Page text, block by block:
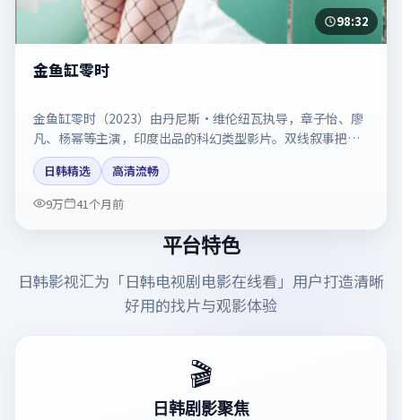
98:32
金鱼缸零时
金鱼缸零时（2023）由丹尼斯·维伦纽瓦执导，章子怡、廖
凡、杨幂等主演，印度出品的科幻类型影片。双线叙事把悬
念保持到最后一刻。剧情简介与主创信息可供检索参考，上
映日期以片方资料为准。
日韩精选
高清流畅
9万
41个月前
平台特色
日韩影视汇为「日韩电视剧电影在线看 」用户打造清晰
好用的找片与观影体验
🎬
日韩剧影聚焦